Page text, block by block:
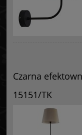
Czarna
15151/TK